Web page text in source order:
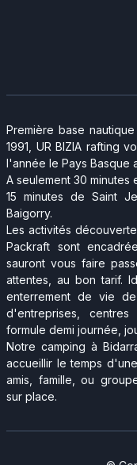
Première base
1991, UR BIZIA rafting
l'année le Pays Basque
A seulement 30
15 minutes de Saint
Baigorry.
Les activités
Packraft sont
sauront vous faire
attentes, au bon tarif.
enterrement de vie
d'entreprises,
formule demi journée,
Notre camping à
accueillir le temps
amis, famille, ou
sur place.